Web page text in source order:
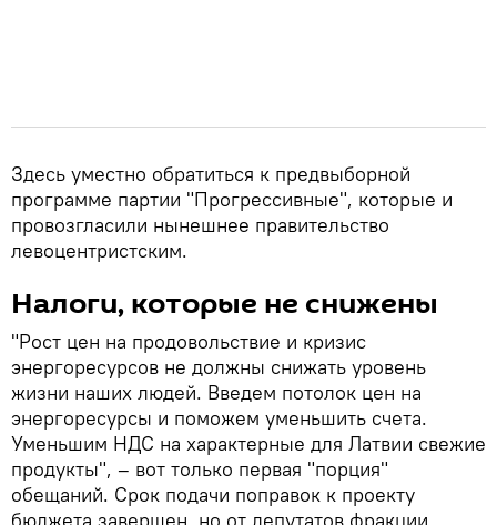
Здесь уместно обратиться к предвыборной
программе партии "Прогрессивные", которые и
провозгласили нынешнее правительство
левоцентристским.
Налоги, которые не снижены
"Рост цен на продовольствие и кризис
энергоресурсов не должны снижать уровень
жизни наших людей. Введем потолок цен на
энергоресурсы и поможем уменьшить счета.
Уменьшим НДС на характерные для Латвии свежие
продукты", – вот только первая "порция"
обещаний. Срок подачи поправок к проекту
бюджета завершен, но от депутатов фракции